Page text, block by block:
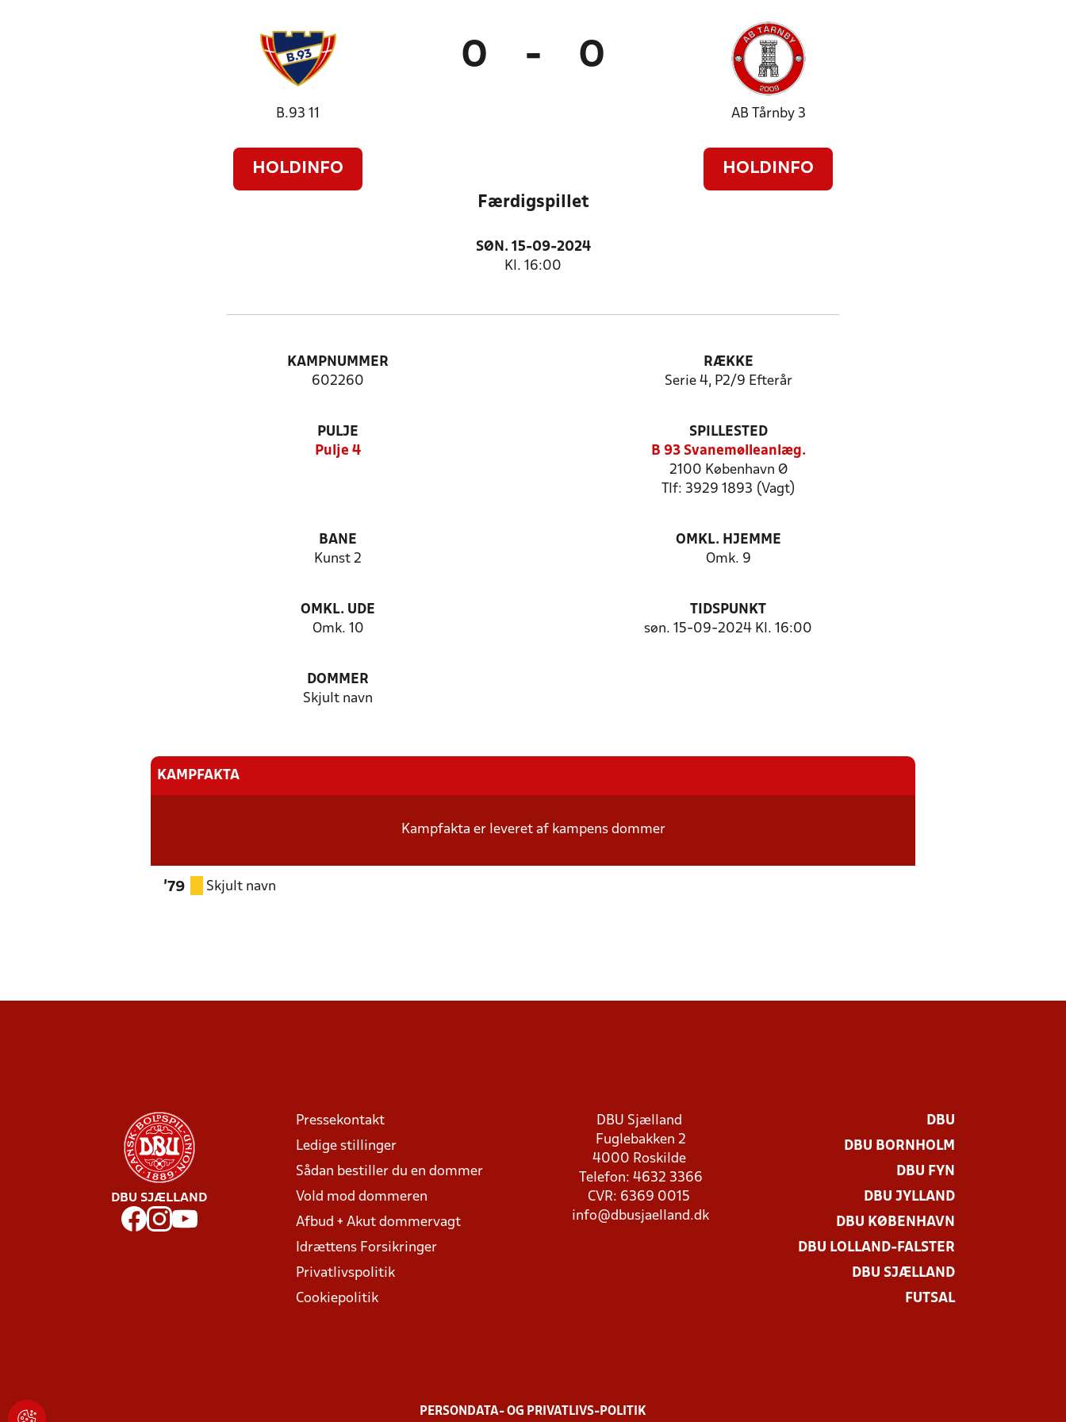
B.93 11
HOLDINFO
0 - 0
AB Tårnby 3
HOLDINFO
Færdigspillet
SØN. 15-09-2024
Kl. 16:00
KAMPNUMMER
602260
RÆKKE
Serie 4, P2/9 Efterår
PULJE
Pulje 4
SPILLESTED
B 93 Svanemølleanlæg.
2100 København Ø
Tlf: 3929 1893 (Vagt)
BANE
Kunst 2
OMKL. HJEMME
Omk. 9
OMKL. UDE
Omk. 10
TIDSPUNKT
søn. 15-09-2024 Kl. 16:00
DOMMER
Skjult navn
KAMPFAKTA
Kampfakta er leveret af kampens dommer
'79 Skjult navn
DBU SJÆLLAND
Pressekontakt
Ledige stillinger
Sådan bestiller du en dommer
Vold mod dommeren
Afbud + Akut dommervagt
Idrættens Forsikringer
Privatlivspolitik
Cookiepolitik
DBU Sjælland
Fuglebakken 2
4000 Roskilde
Telefon: 4632 3366
CVR: 6369 0015
info@dbusjaelland.dk
DBU
DBU BORNHOLM
DBU FYN
DBU JYLLAND
DBU KØBENHAVN
DBU LOLLAND-FALSTER
DBU SJÆLLAND
FUTSAL
PERSONDATA- OG PRIVATLIVS-POLITIK